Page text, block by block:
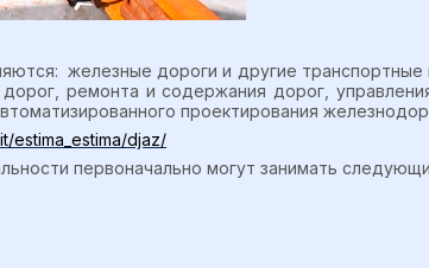
железные дороги и другие транспортные
ремонта и содержания дорог,
проектирования
estima_estima/djaz/
первоначально могут занимать